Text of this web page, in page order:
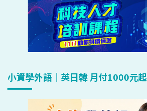
小資學外語｜英日韓 月付1000元起